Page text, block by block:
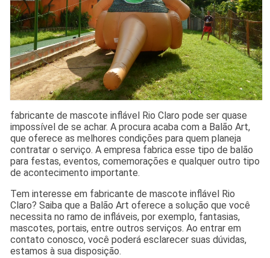
fabricante de mascote inflável Rio Claro pode ser quase
impossível de se achar. A procura acaba com a Balão Art,
que oferece as melhores condições para quem planeja
contratar o serviço. A empresa fabrica esse tipo de balão
para festas, eventos, comemorações e qualquer outro tipo
de acontecimento importante.
Tem interesse em fabricante de mascote inflável Rio
Claro? Saiba que a Balão Art oferece a solução que você
necessita no ramo de infláveis, por exemplo, fantasias,
mascotes, portais, entre outros serviços. Ao entrar em
contato conosco, você poderá esclarecer suas dúvidas,
estamos à sua disposição.